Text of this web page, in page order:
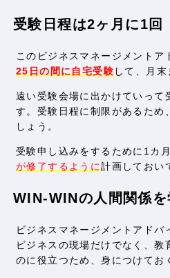
受験日程は2ヶ月に1回
このビジネスマネージメント
25日の間に自宅受験 して、月
遠い受験会場に出かけていって
す。受験日程に制限があるため
しょう。
受験申し込みをするために1カ
が修了するように計画しておい
WIN-WINの人間関係を
ビジネスマネージメントアドバ
ビジネスの現場だけでなく、
のに役立つため、身につけてお